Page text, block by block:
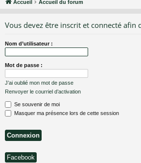
co
s
Accueil Accueil du forum
Vous devez être inscrit et connecté
Nom d’utilisateur :
Mot de passe :
J’ai oublié mon mot de passe
Renvoyer le courriel d’activation
Se souvenir de moi
Masquer ma présence lors de cette session
Facebook